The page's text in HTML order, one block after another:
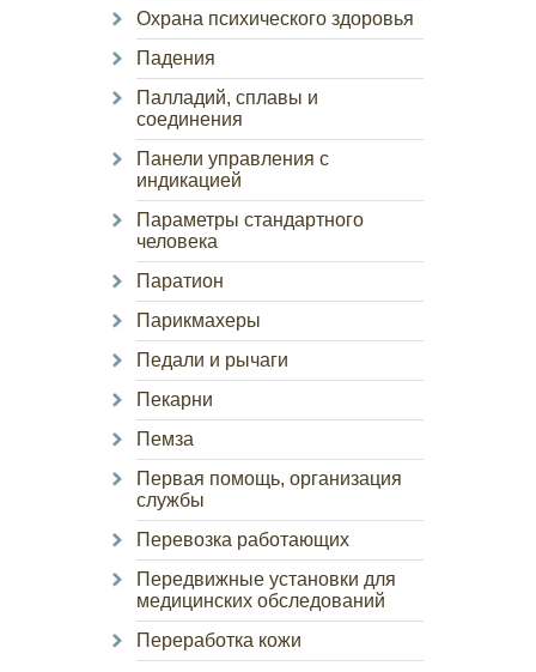
Охрана психического здоровья
Падения
Палладий, сплавы и
соединения
Панели управления с
индикацией
Параметры стандартного
человека
Паратион
Парикмахеры
Педали и рычаги
Пекарни
Пемза
Первая помощь, организация
службы
Перевозка работающих
Передвижные установки для
медицинских обследований
Переработка кожи